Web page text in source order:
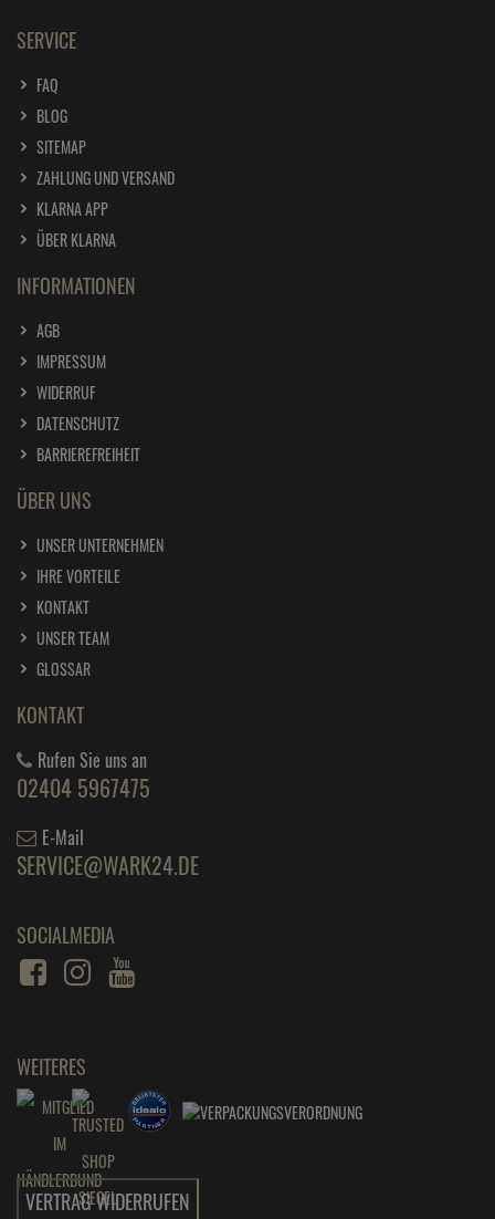
SERVICE
FAQ
BLOG
SITEMAP
ZAHLUNG UND VERSAND
KLARNA APP
ÜBER KLARNA
INFORMATIONEN
AGB
IMPRESSUM
WIDERRUF
DATENSCHUTZ
BARRIEREFREIHEIT
ÜBER UNS
UNSER UNTERNEHMEN
IHRE VORTEILE
KONTAKT
UNSER TEAM
GLOSSAR
KONTAKT
Rufen Sie uns an
02404 5967475
E-Mail
SERVICE@WARK24.DE
SOCIALMEDIA
WEITERES
VERTRAG WIDERRUFEN